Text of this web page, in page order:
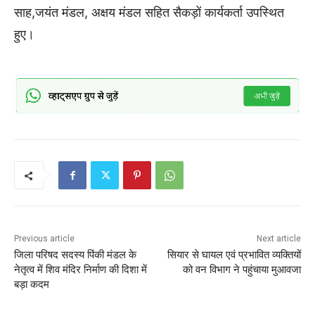
साह,जयंत मंडल, अक्षय मंडल सहित सैकड़ों कार्यकर्ता उपस्थित
हुए।
Previous article
जिला परिषद सदस्य पिंकी मंडल के
नेतृत्व में शिव मंदिर निर्माण की दिशा में
बड़ा कदम
Next article
सियार से घायल एवं प्रभावित व्यक्तियों
को वन विभाग ने पहुंचाया मुआवजा